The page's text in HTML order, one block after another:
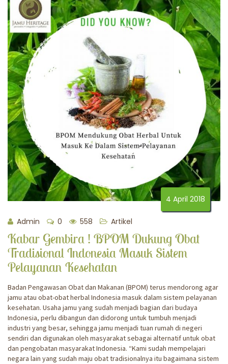
4 April 2018
Admin 0 558 Artikel
Kabar Gembira ! BPOM Dukung Obat
Tradisional Indonesia Masuk Sistem
Pelayanan Kesehatan
Badan Pengawasan Obat dan Makanan (BPOM) terus mendorong agar
jamu atau obat-obat herbal Indonesia masuk dalam sistem pelayanan
kesehatan. Usaha jamu yang sudah menjadi bagian dari budaya
Indonesia, perlu dibangun dan didorong untuk tumbuh menjadi
industri yang besar, sehingga jamu menjadi tuan rumah di negeri
sendiri dan digunakan oleh masyarakat sebagai alternatif untuk obat
dan pengobatan masyarakat Indonesia. “Kami sudah mempelajari
negara lain yang sudah maju obat tradisionalnya itu bagaimana sistem